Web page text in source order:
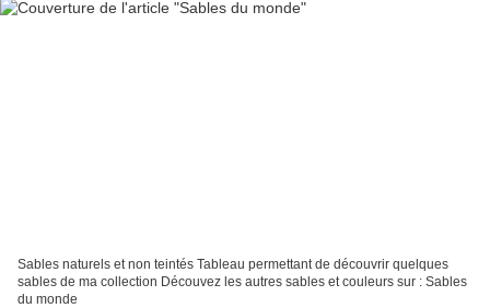
Sables naturels et non teintés Tableau permettant de découvrir quelques
sables de ma collection Découvez les autres sables et couleurs sur : Sables
du monde